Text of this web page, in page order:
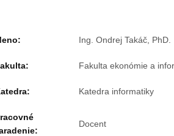
Ing. Ondrej Takáč, PhD.
Fakulta ekonómie a
Katedra informatiky
Docent